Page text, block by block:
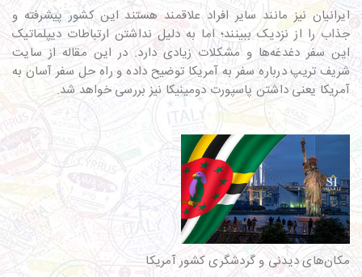
ایرانیان نیز مانند سایر افراد علاقمند هستند این کشور پیشرفته و
جذاب را از نزدیک ببینند؛ اما به دلیل نداشتن ارتباطات دیپلماتیک
این سفر دغدغه‌ها و مشکلات زیادی دارد. در این مقاله از سایت
شریف تریپ درباره سفر به آمریکا توضیح داده و راه حل سفر آسان به
آمریکا یعنی داشتن پاسپورت دومینیکا نیز بررسی خواهد شد.
مکان‌های دیدنی و گردشگری کشور آمریکا